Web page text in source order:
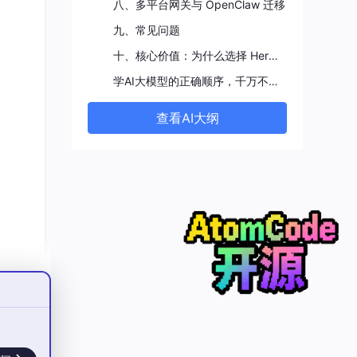
八、多平台网关与 OpenClaw 迁移
九、常见问题
十、核心价值：为什么选择 Hermes
学AI大模型的正确顺序，千万不要搞错了
查看AI大纲